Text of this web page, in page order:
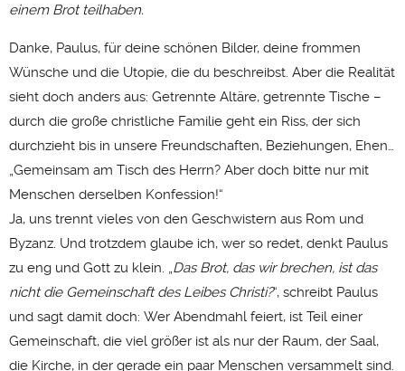
einem Brot teilhaben.
Danke, Paulus, für deine schönen Bilder, deine frommen
Wünsche und die Utopie, die du beschreibst. Aber die Realität
sieht doch anders aus: Getrennte Altäre, getrennte Tische –
durch die große christliche Familie geht ein Riss, der sich
durchzieht bis in unsere Freundschaften, Beziehungen, Ehen…
„Gemeinsam am Tisch des Herrn? Aber doch bitte nur mit
Menschen derselben Konfession!“
Ja, uns trennt vieles von den Geschwistern aus Rom und
Byzanz. Und trotzdem glaube ich, wer so redet, denkt Paulus
zu eng und Gott zu klein. „Das Brot, das wir brechen, ist das
nicht die Gemeinschaft des Leibes Christi?“, schreibt Paulus
und sagt damit doch: Wer Abendmahl feiert, ist Teil einer
Gemeinschaft, die viel größer ist als nur der Raum, der Saal,
die Kirche, in der gerade ein paar Menschen versammelt sind.